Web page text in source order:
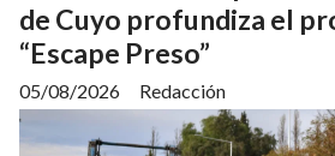
de Cuyo profundiza el
“Escape Preso”
Redacción
05/08/2026